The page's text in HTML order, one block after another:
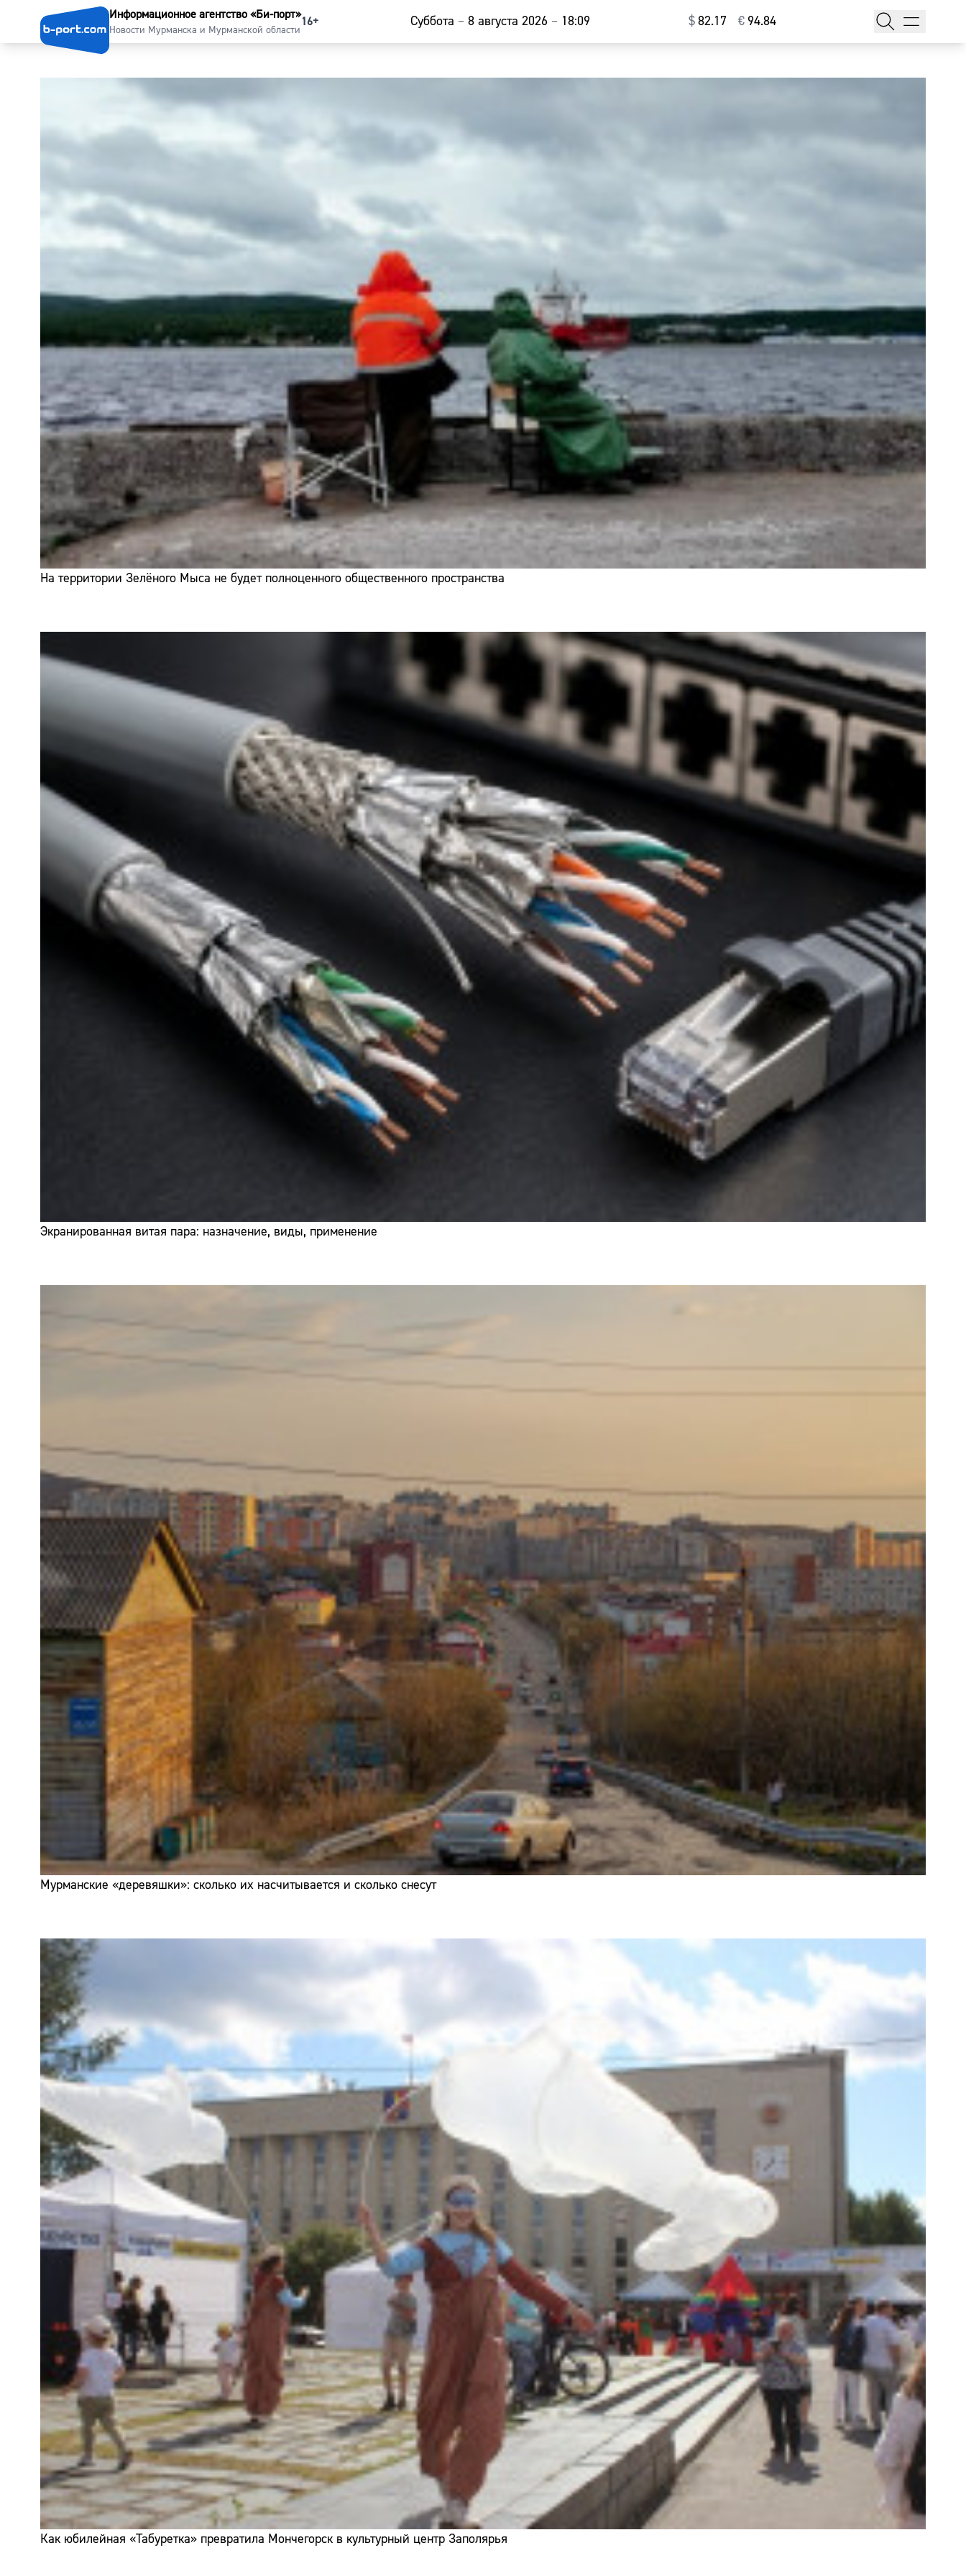
Информационное агентство «Би-порт»
Новости Мурманска и Мурманской области
16+ Суббота – 8 августа 2026 – 18:09 $⁠82.17 € ⁠94.84
На территории Зелёного Мыса не будет полноценного общественного пространства
Экранированная витая пара: назначение, виды, применение
Мурманские «деревяшки»: сколько их насчитывается и сколько снесут
Как юбилейная «Табуретка» превратила Мончегорск в культурный центр Заполярья
Наши гости
Погода
Курсы валют
Сайт:
Адрес:
Телефон: